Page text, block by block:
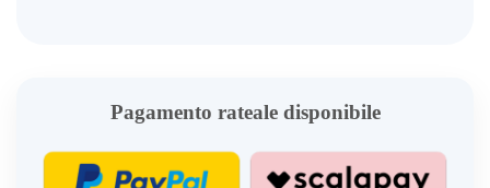
Pagamento rateale disponibile